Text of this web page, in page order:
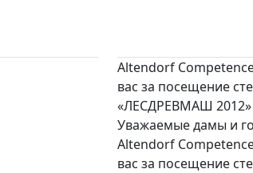
Altendorf
вас за посещение
«ЛЕСДРЕВМАШ 2012»
Уважаемые дамы и
Altendorf
вас за посещение